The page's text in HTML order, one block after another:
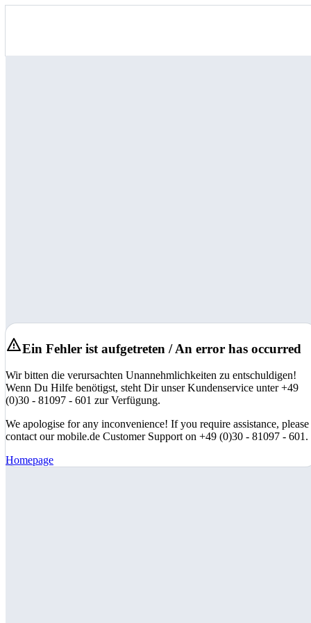
Ein Fehler ist aufgetreten / An error has occurred
Wir bitten die verursachten Unannehmlichkeiten zu entschuldigen!
Wenn Du Hilfe benötigst, steht Dir unser Kundenservice unter +49
(0)30 - 81097 - 601 zur Verfügung.
We apologise for any inconvenience! If you require assistance, please
contact our mobile.de Customer Support on +49 (0)30 - 81097 - 601.
Homepage